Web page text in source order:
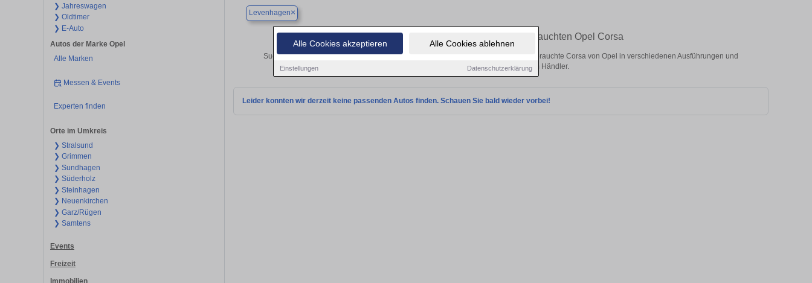
Alle Cookies akzeptieren Alle Cookies ablehnen
Einstellungen Datenschutzerklärung
❯ Jahreswagen
❯ Oldtimer
❯ E-Auto
Autos der Marke Opel
Alle Marken
Messen & Events
Experten finden
Orte im Umkreis
❯ Stralsund
❯ Grimmen
❯ Sundhagen
❯ Süderholz
❯ Steinhagen
❯ Neuenkirchen
❯ Garz/Rügen
❯ Samtens
Events
Freizeit
Immobilien
Levenhagen×
Finden Sie in Levenhagen Ihren gebrauchten Opel Corsa
Suchen Sie in Levenhagen einen Opel Corsa Gebrauchtwagen? Entdecken Sie gebrauchte Corsa von Opel in verschiedenen Ausführungen und
Preisklassen von privat und vom Händler.
Leider konnten wir derzeit keine passenden Autos finden. Schauen Sie bald wieder vorbei!